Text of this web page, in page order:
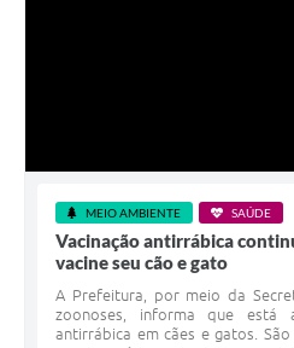
MEIO AMBIENTE SAÚDE
Vacinação antirrábica
vacine seu cão e gato
A Prefeitura, por meio da
zoonoses, informa que está
antirrábica em cães e gatos.